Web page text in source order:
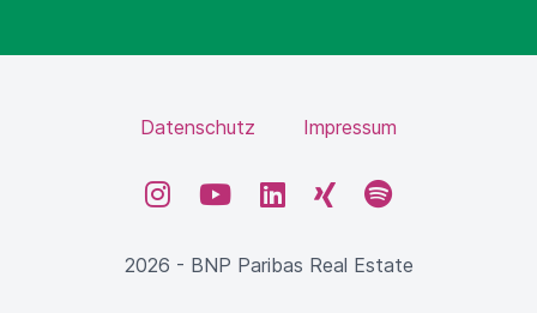
Datenschutz Impressum
InstagramYouTubeLinkedInXING Spotify
2026 - BNP Paribas Real Estate